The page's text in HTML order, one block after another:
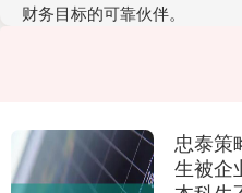
财务目标的可靠伙伴。
忠泰策
生被企